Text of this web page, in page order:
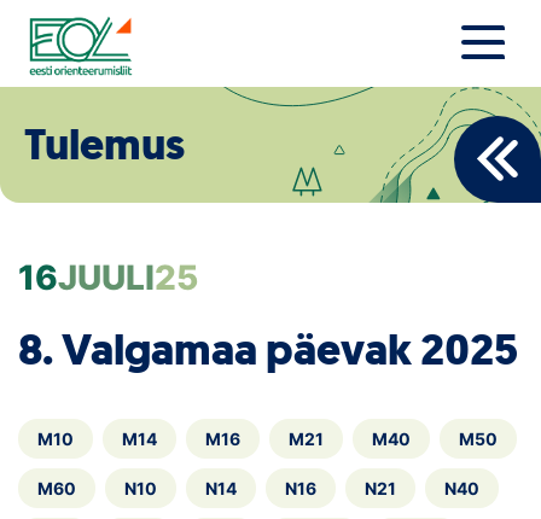
Liigu
sisu
juurde
Estonian Orienteering Federation
Eesti Orienteerumine 100!
Toetamine
Telli litsents!
Noored
Tulemus
16JUULI25
8. Valgamaa päevak 2025
M10 M14 M16 M21 M40 M50
M60 N10 N14 N16 N21 N40